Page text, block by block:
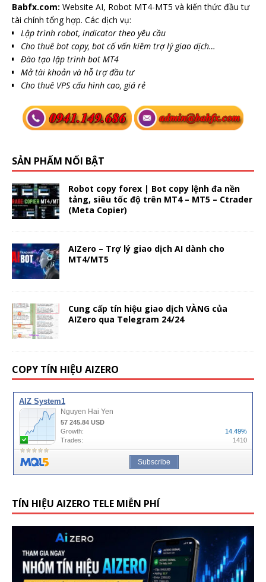
Babfx.com: Website AI, Robot MT4-MT5 và kiến thức đầu tư
tài chính tổng hợp. Các dịch vụ:
Lập trình robot, indicator theo yêu cầu
Cho thuê bot copy, bot cố vấn kiêm trợ lý giao dịch…
Đào tạo lập trình bot MT4
Mở tài khoản và hỗ trợ đầu tư
Cho thuê VPS cấu hình cao, giá rẻ
SẢN PHẨM NỔI BẬT
Robot copy forex | Bot copy lệnh đa nền
tảng, siêu tốc độ trên MT4 – MT5 – Ctrader
(Meta Copier)
AIZero – Trợ lý giao dịch AI dành cho
MT4/MT5
Cung cấp tín hiệu giao dịch VÀNG của
AIZero qua Telegram 24/24
COPY TÍN HIỆU AIZERO
TÍN HIỆU AIZERO TELE MIỄN PHÍ